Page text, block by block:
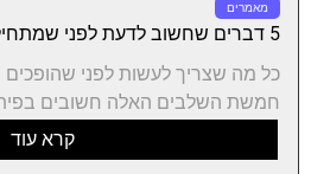
מאמרים
5 דברים שחשוב לדעת לפני שמתחילים פיתוח מוצר חדש
כל מה שצריך לעשות לפני שהופכים
חמשת השלבים האלה חשובים
קרא עוד